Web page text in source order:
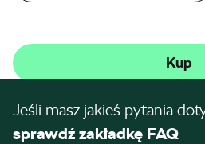
Kup
Jeśli masz jakieś pytania
sprawdź zakładkę FAQ